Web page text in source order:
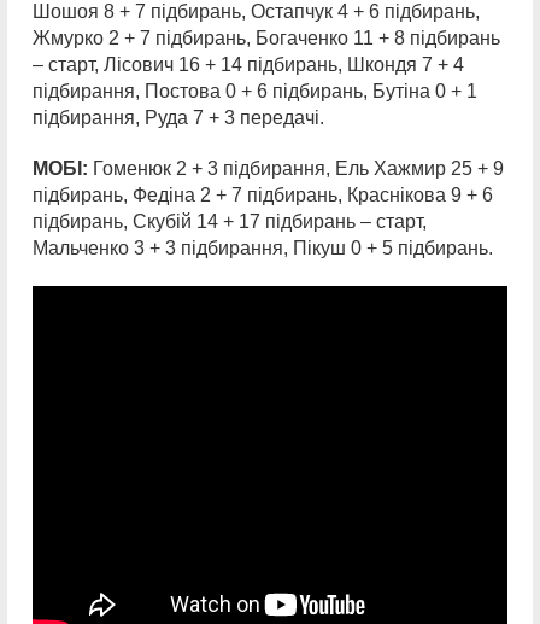
Шошоя 8 + 7 підбирань, Остапчук 4 + 6 підбирань,
Жмурко 2 + 7 підбирань, Богаченко 11 + 8 підбирань
– старт, Лісович 16 + 14 підбирань, Шкондя 7 + 4
підбирання, Постова 0 + 6 підбирань, Бутіна 0 + 1
підбирання, Руда 7 + 3 передачі.
МОБІ: Гоменюк 2 + 3 підбирання, Ель Хажмир 25 + 9
підбирань, Федіна 2 + 7 підбирань, Краснікова 9 + 6
підбирань, Скубій 14 + 17 підбирань – старт,
Мальченко 3 + 3 підбирання, Пікуш 0 + 5 підбирань.